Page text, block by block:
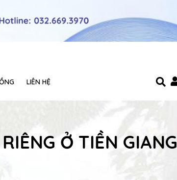
LIÊN HỆ
Ở TIỀN GIANG